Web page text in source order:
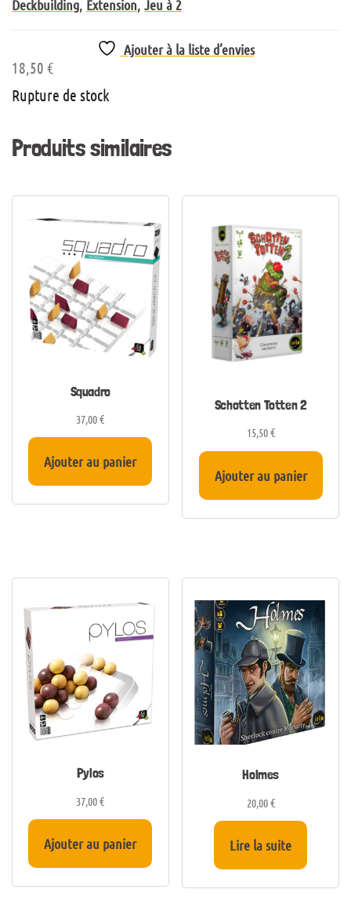
Deckbuilding Extension Jeu à 2
Ajouter à la liste d’envies
18,50 €
Rupture de stock
Produits similaires
Squadro
37,00€
Ajouter au panier
Schotten Totten 2
15,50€
Ajouter au panier
Pylos
37,00€
Ajouter au panier
Holmes
20,00€
Lire la suite